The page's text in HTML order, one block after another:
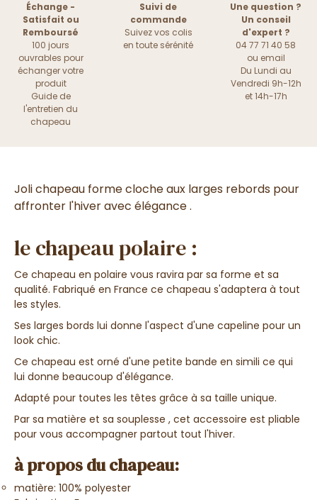
Échange -
Satisfait ou
Remboursé
100 jours
ouvrables pour
échanger votre
produit
Guide de
l'entretien du
chapeau
Suivi de
commande
Suivez vos colis
en toute sérénité
Une question ?
Un conseil
d'expert ?
04 77 71 40 58
ou email
Du Lundi au
Vendredi 9h-12h
et 14h-17h
Joli chapeau forme cloche aux larges rebords pour
affronter l'hiver avec élégance .
le chapeau polaire :
Ce chapeau en polaire vous ravira par sa forme et sa
qualité. Fabriqué en France ce chapeau s'adaptera à tout
les styles.
Ses larges bords lui donne l'aspect d'une capeline pour un
look chic.
Ce chapeau est orné d'une petite bande en simili ce qui
lui donne beaucoup d'élégance.
Adapté pour toutes les têtes grâce à sa taille unique.
Par sa matière et sa souplesse , cet accessoire est pliable
pour vous accompagner partout tout l'hiver.
à propos du chapeau:
matière: 100% polyester